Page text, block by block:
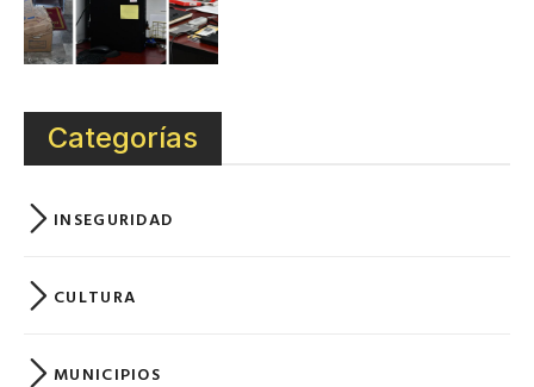
Categorías
INSEGURIDAD
CULTURA
MUNICIPIOS